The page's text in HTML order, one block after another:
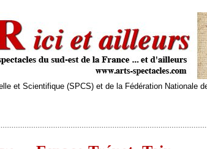
et Scientifique (SPCS) et de la Fédération Nationale